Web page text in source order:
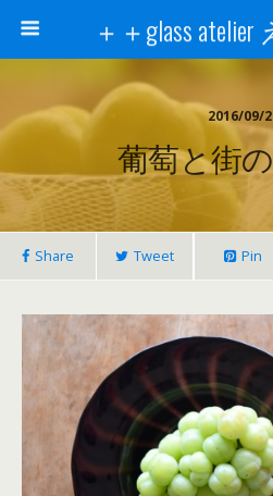
＋＋glass
2016/09/
葡萄と街
Share Tweet Pin